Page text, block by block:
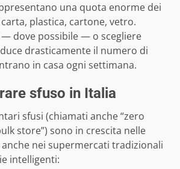
una quota enorme dei
plastica, cartone, vetro.
dove possibile — o scegliere
drasticamente il numero di
in casa ogni settimana.
sfuso in Italia
sfusi (chiamati anche “zero
store”) sono in crescita nelle
nei supermercati tradizionali
intelligenti: